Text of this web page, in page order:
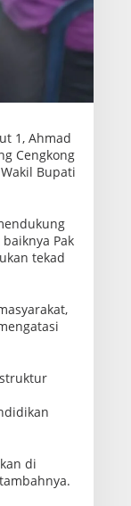
1, Ahmad
Cengkong
Bupati
Pak
tekad
di